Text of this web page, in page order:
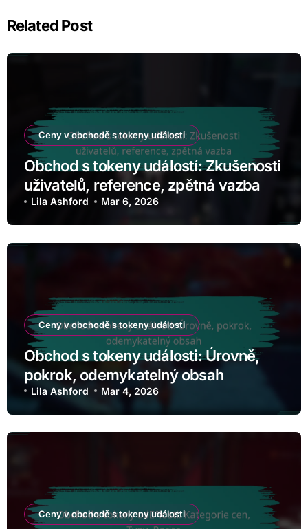
Related Post
Ceny v obchodě s tokeny události
Obchod s tokeny událostí: Zkušenosti
uživatelů, reference, zpětná vazba
Lila Ashford Mar 6, 2026
Ceny v obchodě s tokeny události
Obchod s tokeny události: Úrovně,
pokrok, odemykatelný obsah
Lila Ashford Mar 4, 2026
Ceny v obchodě s tokeny události